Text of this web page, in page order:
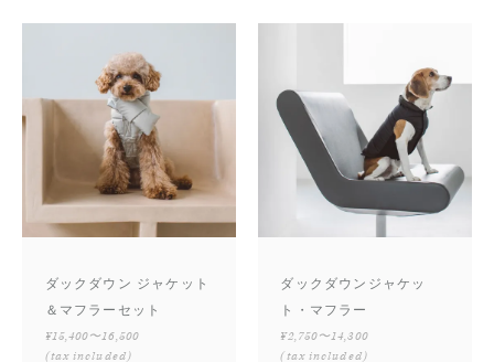
ダックダウン ジャケット
＆マフラーセット
¥15,400〜16,500
(tax included)
ダックダウンジャケッ
ト・マフラー
¥2,750〜14,300
(tax included)